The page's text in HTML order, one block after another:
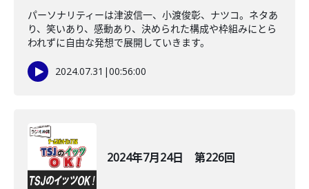
パーソナリティーは津波信一、小渡俊彰、ナツコ。ネタあ
り、笑いあり、感動あり、決められた構成や枠組みにとら
われずに自由な発想で展開していきます。
2024.07.31 |00:56:00
2024年7月24日 第226回